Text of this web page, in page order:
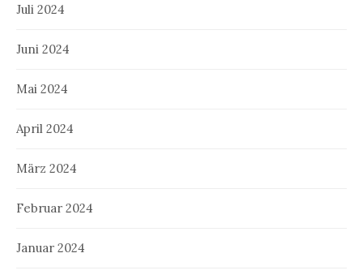
Juli 2024
Juni 2024
Mai 2024
April 2024
März 2024
Februar 2024
Januar 2024